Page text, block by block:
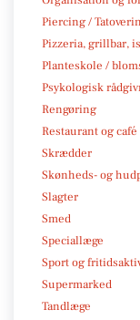
Piercing /
Pizzeria, grillbar,
Planteskole /
Psykologisk
Rengøring
Restaurant og café
Skrædder
Skønheds- og
Slagter
Smed
Speciallæge
Sport og
Supermarked
Tandlæge